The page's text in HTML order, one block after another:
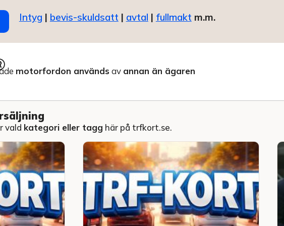
Intyg | bevis-skuldsatt | avtal | fullmakt m.m.
motorfordon används av annan än ägaren
vald kategori eller tagg här på trfkort.se.